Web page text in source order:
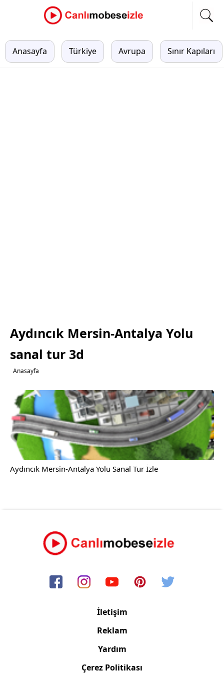
Anasayfa Türkiye Avrupa Sınır Kapıları
Aydıncık Mersin-Antalya Yolu
sanal tur 3d
Anasayfa
Aydıncık Mersin-Antalya Yolu Sanal Tur İzle
İletişim
Reklam
Yardım
Çerez Politikası